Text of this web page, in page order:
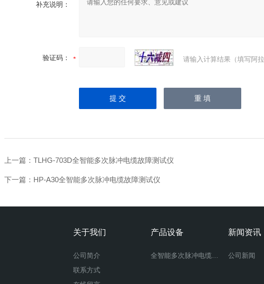
补充说明：
验证码： 请输入计算结果（填写阿
上一篇： TLHG-703D全智能多次脉冲电缆故障测试仪
下一篇： HP-A30全智能多次脉冲电缆故障测试仪
关于我们
公司简介
联系方式
产品设备 新闻资讯
公司新闻